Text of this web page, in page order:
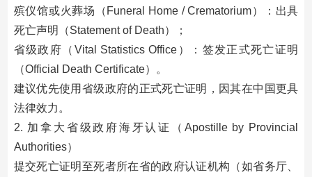
殡仪馆或火葬场（Funeral Home / Crematorium）：出具
死亡声明（Statement of Death）；
省级政府（Vital Statistics Office）：签发正式死亡证明
（Official Death Certificate）。
建议优先使用省级政府的正式死亡证明，因其在中国更具
法律效力。
2. 加拿大省级政府海牙认证（Apostille by Provincial
Authorities）
提交死亡证明至死者所在省的政府认证机构（如省务厅、